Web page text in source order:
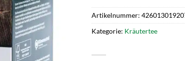
Artikelnummer:
Kategorie: Kräutertee